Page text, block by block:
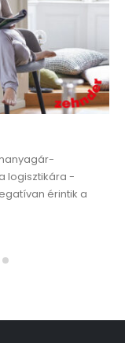
(korábbi
modellek
Ezeket a